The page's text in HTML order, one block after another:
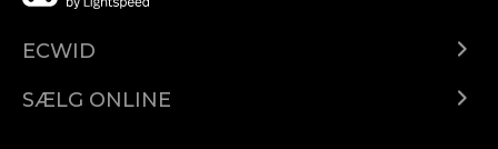
ECWID
Pris
SÆLG ONLINE